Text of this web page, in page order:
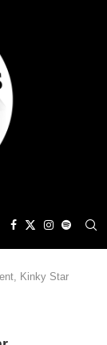
Kinky Star